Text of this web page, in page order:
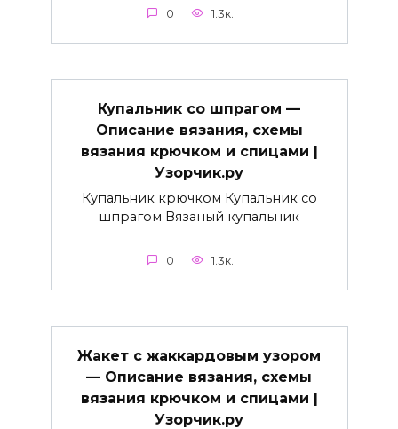
0 1.3к.
Купальник со шпрагом —
Описание вязания, схемы
вязания крючком и спицами |
Узорчик.ру
Купальник крючком Купальник со
шпрагом Вязаный купальник
0 1.3к.
Жакет с жаккардовым узором
— Описание вязания, схемы
вязания крючком и спицами |
Узорчик.ру